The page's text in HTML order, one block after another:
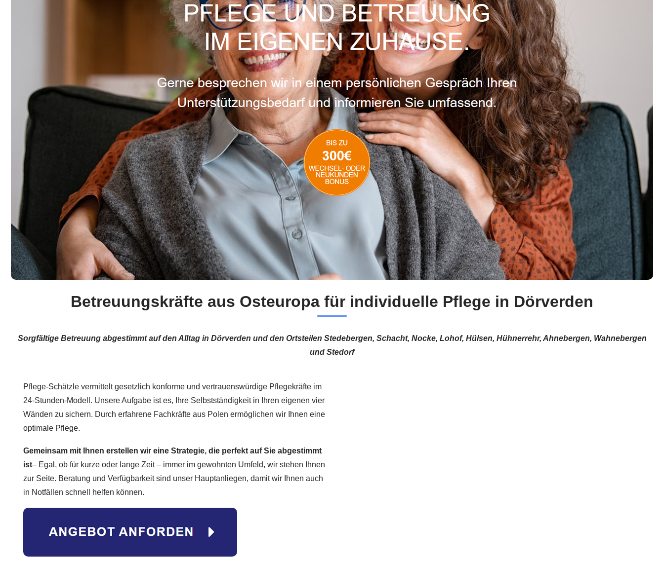
Betreuungskräfte aus Osteuropa für individuelle Pflege in Dörverden
Sorgfältige Betreuung abgestimmt auf den Alltag in Dörverden und den Ortsteilen Stedebergen, Schacht, Nocke, Lohof, Hülsen, Hühnerrehr, Ahnebergen, Wahnebergen
und Stedorf
Pflege-Schätzle vermittelt gesetzlich konforme und vertrauenswürdige Pflegekräfte im
24-Stunden-Modell. Unsere Aufgabe ist es, Ihre Selbstständigkeit in Ihren eigenen vier
Wänden zu sichern. Durch erfahrene Fachkräfte aus Polen ermöglichen wir Ihnen eine
optimale Pflege.
Gemeinsam mit Ihnen erstellen wir eine Strategie, die perfekt auf Sie abgestimmt
ist– Egal, ob für kurze oder lange Zeit – immer im gewohnten Umfeld, wir stehen Ihnen
zur Seite. Beratung und Verfügbarkeit sind unser Hauptanliegen, damit wir Ihnen auch
in Notfällen schnell helfen können.